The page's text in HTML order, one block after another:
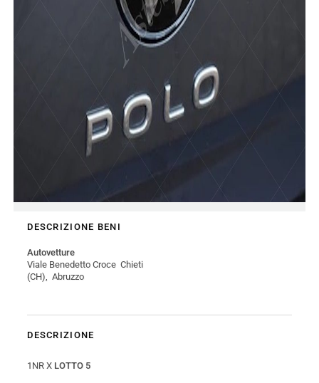
DESCRIZIONE BENI
Autovetture
Viale Benedetto Croce Chieti
(CH), Abruzzo
DESCRIZIONE
1NR X LOTTO 5